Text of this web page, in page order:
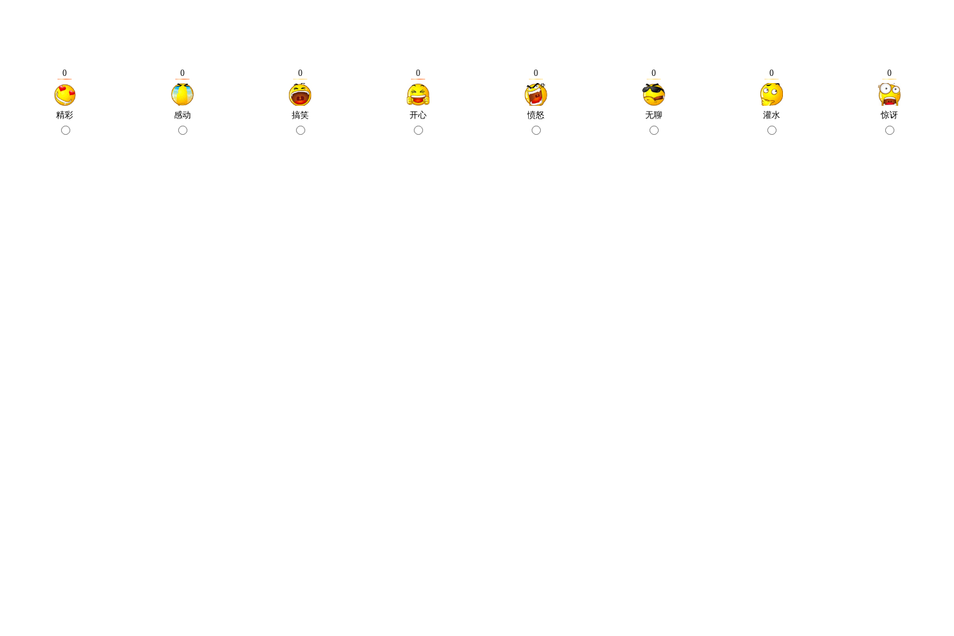
0
精彩
0
感动
0
搞笑
0
开心
0
愤怒
0
无聊
0
灌水
0
惊讶